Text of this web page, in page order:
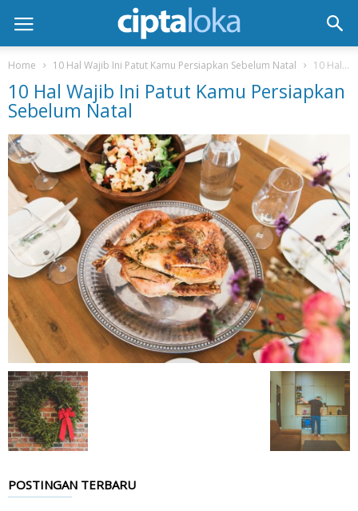
Home 10 Hal Wajib Ini Patut Kamu Persiapkan Sebelum Natal 10 Hal Wajib Ini Patut Kamu Persiapkan Sebelum Natal
10 Hal Wajib Ini Patut Kamu Persiapkan
Sebelum Natal
POSTINGAN TERBARU